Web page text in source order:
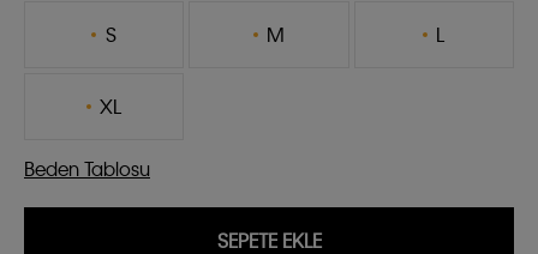
S
M L
XL
Beden Tablosu
SEPETE EKLE